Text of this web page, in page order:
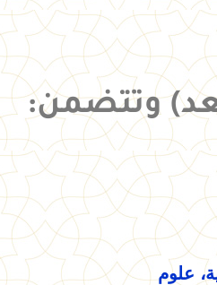
وتتضمن: